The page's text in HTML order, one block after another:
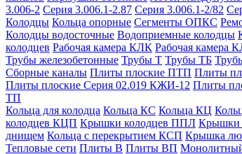
3.006-2 Серия 3.006.1-2.87 Серия 3.006.1-2/82
Колодцы Кольца опорные Сегменты ОПКС
Колодцы водосточные Водоприемные колодцы
колодцев Рабочая камера КЛК Рабочая камера
Трубы железобетонные Трубы Т Трубы ТБ
Сборные каналы Плиты плоские ПТП Плиты
Плиты плоские Серия 02.019 КЖИ-12 Плиты
ТП
Кольца для колодца Кольца КС Кольца КЦ
колодцев КЦП Крышки колодцев ППЛ Крышки
днищем Кольца с перекрытием КСП Крышка
Тепловые сети Плиты В Плиты ВП